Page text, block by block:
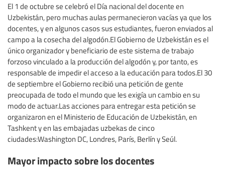
El 1 de octubre se celebró el Día nacional del docente en
Uzbekistán, pero muchas aulas permanecieron vacías ya que los
docentes, y en algunos casos sus estudiantes, fueron enviados al
campo a la cosecha del algodón.El Gobierno de Uzbekistán es el
único organizador y beneficiario de este sistema de trabajo
forzoso vinculado a la producción del algodón y, por tanto, es
responsable de impedir el acceso a la educación para todos.El 30
de septiembre el Gobierno recibió una petición de gente
preocupada de todo el mundo que les exigía un cambio en su
modo de actuar.Las acciones para entregar esta petición se
organizaron en el Ministerio de Educación de Uzbekistán, en
Tashkent y en las embajadas uzbekas de cinco
ciudades:Washington DC, Londres, París, Berlín y Seúl.
Mayor impacto sobre los docentes